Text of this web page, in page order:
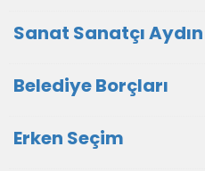
Sanat Sanatçı Aydın
Belediye Borçları
Erken Seçim